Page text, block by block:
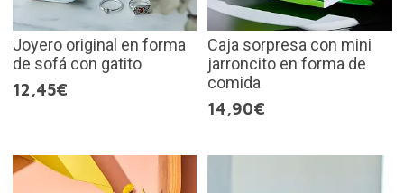
Joyero original en forma
de sofá con gatito
12,45€
Caja sorpresa con mini
jarroncito en forma de
comida
14,90€